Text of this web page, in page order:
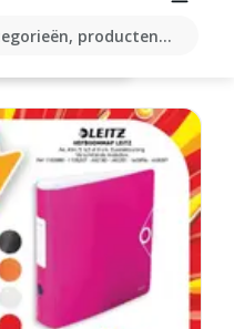
producten...